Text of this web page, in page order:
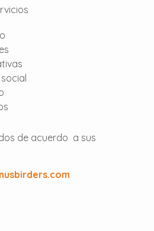
de acuerdo a sus